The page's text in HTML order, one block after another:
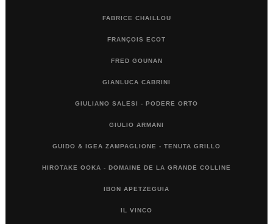
FABRICE CHAILLOU
FRANÇOIS ECOT
FRED GOUNAN
GIANLUCA CABRINI
GIULIANO SALESI - PODERE ORTO
GIULIO ARMANI
GUIDO & IGEA ZAMPAGLIONE - TENUTA GRILLO
HIROTAKE OOKA - DOMAINE DE LA GRANDE COLLINE
IBON APETZEGUIA
IL VINCO